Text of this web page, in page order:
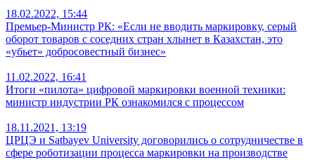
18.02.2022, 15:44
Премьер-Министр РК: «Если не вводить маркировку, серый
оборот товаров с соседних стран хлынет в Казахстан, это
«убьет» добросовестный бизнес»
11.02.2022, 16:41
Итоги «пилота» цифровой маркировки военной техники:
министр индустрии РК ознакомился с процессом
18.11.2021, 13:19
ЦРЦЭ и Satbayev University договорились о сотрудничестве в
сфере роботизации процесса маркировки на производстве